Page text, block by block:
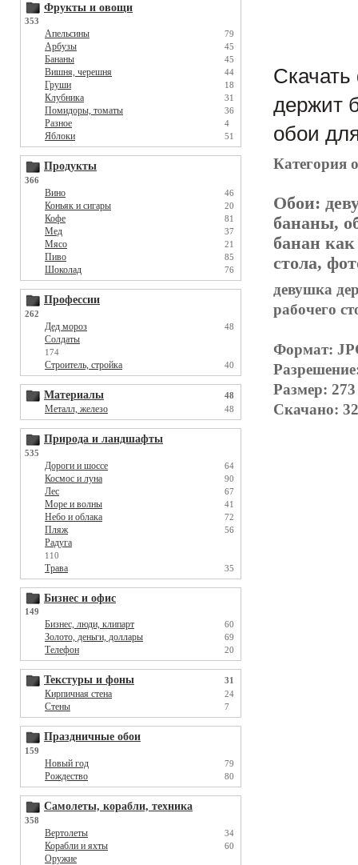
Фрукты и овощи
353
Апельсины 79
Арбузы 45
Бананы 45
Вишня, черешня 44
Груши 18
Клубника 31
Помидоры, томаты 36
Разное 4
Яблоки 51
Продукты
366
Вино 46
Коньяк и сигары 20
Кофе 81
Мед 37
Мясо 21
Пиво 85
Шоколад 76
Профессии
262
Дед мороз 48
Солдаты
174
Строитель, стройка 40
Материалы 48
Металл, железо 48
Природа и ландшафты
535
Дороги и шоссе 64
Космос и луна 90
Лес 67
Море и волны 41
Небо и облака 72
Пляж 56
Радуга
110
Трава 35
Бизнес и офис
149
Бизнес, люди, клипарт 60
Золото, деньги, доллары 69
Телефон 20
Текстуры и фоны 31
Кирпичная стена 24
Стены 7
Праздничные обои
159
Новый год 79
Рождество 80
Самолеты, корабли, техника
358
Вертолеты 34
Корабли и яхты 60
Оружие
держит
обои
Категория
Обои:
бананы,
банан
стола,
девушка
рабочего
Формат:
Размер:
Скачано: